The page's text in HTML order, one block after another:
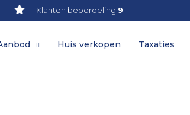
Klanten beoordeling 9
Huis verkopen Taxaties